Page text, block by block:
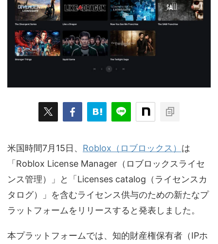
タグ一覧
ARKit BitStar（ぶいらいぶ） CG(2D/3D) esports
Fortnite HMD HoloModels Music
アミューズメント イベント オーディション
グルメ ゲーム コスプレ スポーツ
ソーシャルVR デジモノ バーチャルYouTuber
ボカロ
仮想通貨/NFT 季節 映画 東京 東雲めぐ
海外 演劇・舞台 特集企画 生成AI
米国時間7月15日、 Roblox（ロブロックス） は
「Roblox License Manager（ロブロックスライセ
ンス管理）」と「Licenses catalog（ライセンスカ
タログ）」を含むライセンス供与のための新たなプ
ラットフォームをリリースすると発表しました。
本プラットフォームでは、知的財産権保有者（IPホ